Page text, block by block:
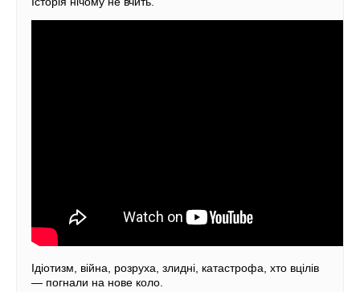
Ідіотизм, війна, розруха, злидні, катастрофа, хто вцілів
— погнали на нове коло.